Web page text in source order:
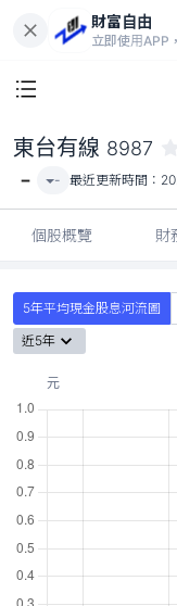
財富自由
立即使用APP
東台有線 8987
- - 最近更新時間：
個股概覽 財
5年平均現金股息河流圖
近5年